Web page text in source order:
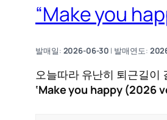
“Make you
발매일: 2026-06-30 | 발매연도:
오늘따라 유난히 퇴근길이
‘Make you happy (2026